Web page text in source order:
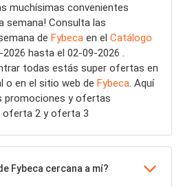
muchísimas convenientes
semana! Consulta las
de Fybeca en el Catálogo
hasta el 02-09-2026 .
todas estás super ofertas en
o en el sitio web de Fybeca. Aquí
promociones y ofertas
oferta 2 y oferta 3
Fybeca cercana a mí?